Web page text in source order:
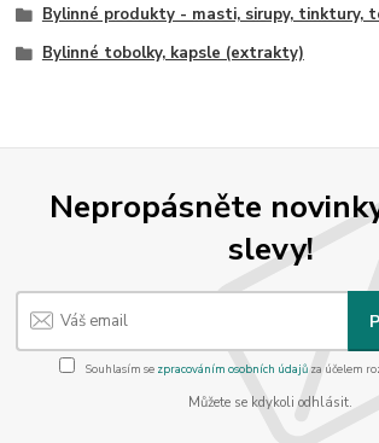
Bylinné produkty - masti, sirupy, tinktury,
Bylinné tobolky, kapsle (extrakty)
Nepropásněte
slevy!
Souhlasím se zpracováním osobních údajůza účelem
Můžete se kdykoli odhlásit.